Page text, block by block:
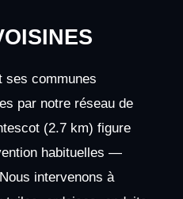
ses communes
par notre réseau de
(2.7 km) figure
habituelles —
intervenons à